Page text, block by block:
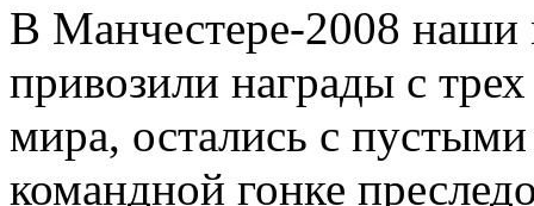
В Манчестере-2008
привозили награды с
мира, остались с
командной гонке